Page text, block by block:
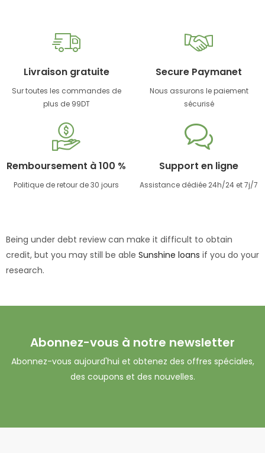
Livraison gratuite
Sur toutes les commandes de
plus de 99DT
Secure Paymanet
Nous assurons le paiement
sécurisé
Remboursement à 100 %
Politique de retour de 30 jours
Support en ligne
Assistance dédiée 24h/24 et 7j/7
Being under debt review can make it difficult to obtain
credit, but you may still be able Sunshine loans if you do your
research.
Abonnez-vous à notre newsletter
Abonnez-vous aujourd'hui et obtenez des offres spéciales,
des coupons et des nouvelles.